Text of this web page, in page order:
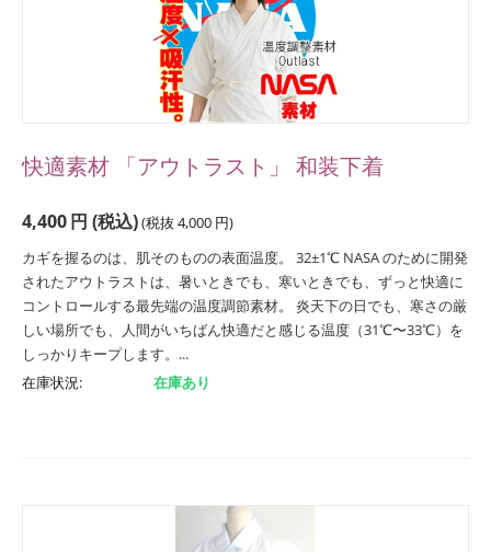
快適素材 「アウトラスト」 和装下着
4,400円 (税込)(税抜 4,000 円)
カギを握るのは、肌そのものの表面温度。 32±1℃ NASA のために開発
されたアウトラストは、暑いときでも、寒いときでも、ずっと快適に
コントロールする最先端の温度調節素材。 炎天下の日でも、寒さの厳
しい場所でも、人間がいちばん快適だと感じる温度（31℃〜33℃）を
しっかりキープします。...
在庫状況:
在庫あり